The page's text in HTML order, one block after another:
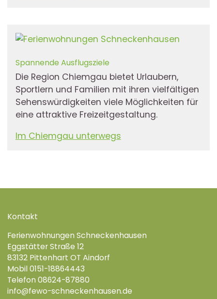
Spannende Ausflugsziele
Die Region Chiemgau bietet Urlaubern,
Sportlern und Familien mit ihren vielfältigen
Sehenswürdigkeiten viele Möglichkeiten für
eine attraktive Freizeitgestaltung.
Im Chiemgau unterwegs
Kontakt
Ferienwohnungen Schneckenhausen
Eggstätter Straße 12
83132 Pittenhart OT Aindorf
Mobil 0151-18864443
Telefon 08624-87880
info@fewo-schneckenhausen.de